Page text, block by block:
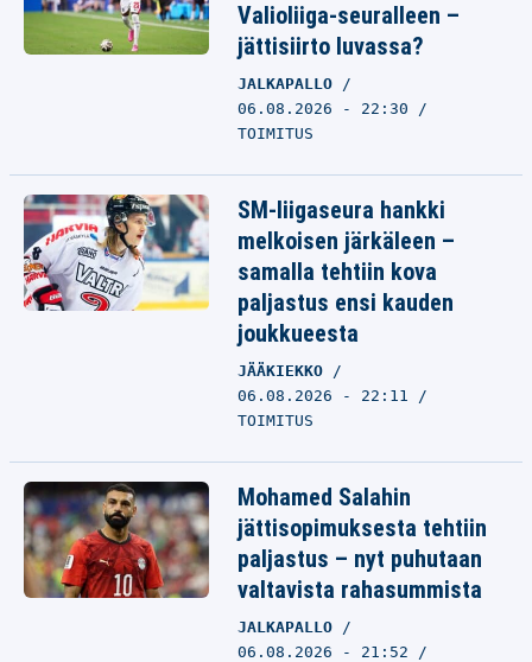
Valioliiga-seuralleen –
jättisiirto luvassa?
JALKAPALLO
06.08.2026 - 22:30
TOIMITUS
SM-liigaseura hankki
melkoisen järkäleen –
samalla tehtiin kova
paljastus ensi kauden
joukkueesta
JÄÄKIEKKO
06.08.2026 - 22:11
TOIMITUS
Mohamed Salahin
jättisopimuksesta tehtiin
paljastus – nyt puhutaan
valtavista rahasummista
JALKAPALLO
06.08.2026 - 21:52